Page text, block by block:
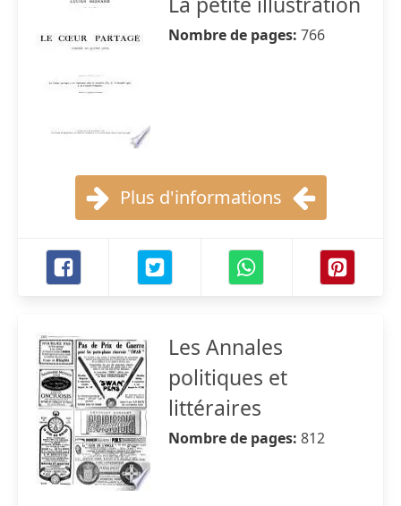
Nombre de pages: 766
Plus d'informations
Les Annales
politiques et
littéraires
Nombre de pages: 812